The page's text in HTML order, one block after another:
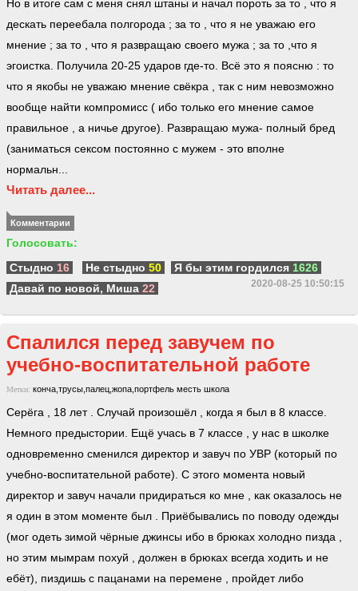
Но в итоге сам с меня снял штаны и начал пороть за то , что я
дескать переебала полгорода ; за то , что я не уважаю его
мнение ; за то , что я развращаю своего мужа ; за то ,что я
эгоистка. Получила 20-25 ударов где-то. Всё это я поясню : то
что я якобы не уважаю мнение свёкра , так с ним невозможно
вообще найти компромисс ( ибо только его мнение самое
правильное , а ничье другое). Развращаю мужа- полный бред
(заниматься сексом постоянно с мужем - это вполне
нормальн...
Читать далее...
Комментарии
Голосовать:
Стыдно 16 Не стыдно 50 Я бы этим гордился 1626
Давай по новой, Миша 22 2020-08-25 10:50:15
Спалился перед завучем по
учебно-воспитательной работе
Метки: конча,трусы,палец,жопа,портфель месть школа
Серёга , 18 лет . Случай произошёл , когда я был в 8 классе.
Немного предыстории. Ещё учась в 7 классе , у нас в школке
одновременно сменился директор и завуч по УВР (который по
учебно-воспитательной работе). С этого момента новый
директор и завуч начали придираться ко мне , как оказалось не
я один в этом моменте был . Приёбывались по поводу одежды
(мог одеть зимой чёрные джинсы ибо в брюках холодно пизда ,
но этим мымрам похуй , должен в брюках всегда ходить и не
ебёт), пиздишь с пацанами на перемене , пройдет либо